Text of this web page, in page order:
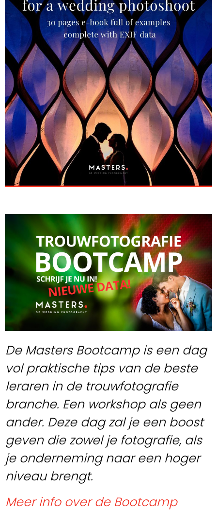
De Masters Bootcamp is een dag
vol praktische tips van de beste
leraren in de trouwfotografie
branche. Een workshop als geen
ander. Deze dag zal je een boost
geven die zowel je fotografie, als
je onderneming naar een hoger
niveau brengt.
Meer info over de Bootcamp